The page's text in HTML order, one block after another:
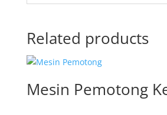
Related products
Mesin Pemotong